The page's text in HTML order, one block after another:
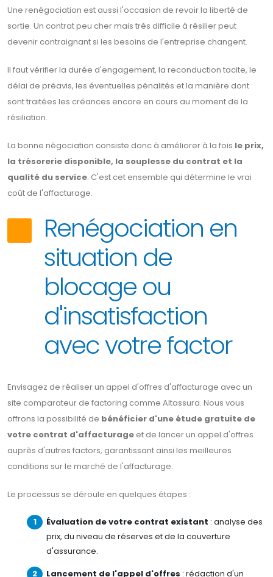
Une renégociation est aussi l'occasion de revoir la liberté de
sortie. Un contrat peu cher mais très difficile à résilier peut
devenir contraignant si les besoins de l'entreprise changent.
Il faut vérifier la durée d'engagement, la reconduction tacite, le
délai de préavis, les éventuelles pénalités et la manière dont
sont traitées les créances encore en cours au moment de la
résiliation.
La bonne négociation consiste donc à améliorer à la fois le prix,
la trésorerie disponible, la souplesse du contrat et la
qualité du service. C'est cet ensemble qui détermine le vrai
coût de l'affacturage.
Renégociation en
situation de
blocage ou
d'insatisfaction
avec votre factor
Envisagez de réaliser un appel d'offres d'affacturage avec un
site comparateur de factoring comme Altassura. Nous vous
offrons la possibilité de bénéficier d'une étude gratuite de
votre contrat d'affacturage et de lancer un appel d'offres
auprès d'autres factors, garantissant ainsi les meilleures
conditions sur le marché de l'affacturage.
Le processus se déroule en quelques étapes :
Évaluation de votre contrat existant : analyse des
prix, du niveau de réserves et de la couverture
d'assurance.
Lancement de l'appel d'offres : rédaction d'un